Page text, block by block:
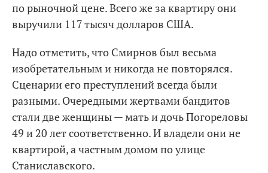
по рыночной цене. Всего же за квартиру они
выручили 117 тысяч долларов США.
Надо отметить, что Смирнов был весьма
изобретательным и никогда не повторялся.
Сценарии его преступлений всегда были
разными. Очередными жертвами бандитов
стали две женщины — мать и дочь Погореловы
49 и 20 лет соответственно. И владели они не
квартирой, а частным домом по улице
Станиславского.